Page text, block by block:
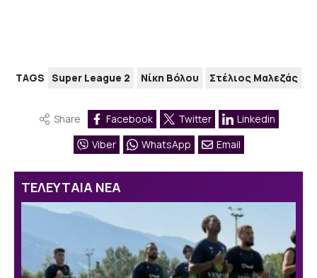
TAGS Super League 2 Νίκη Βόλου Στέλιος Μαλεζάς
Share Facebook Twitter
Linkedin
Viber
WhatsApp Email
ΤΕΛΕΥΤΑΙΑ ΝΕΑ